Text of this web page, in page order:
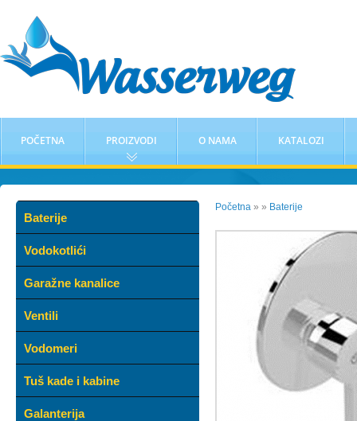
POČETNA PROIZVODI O NAMA KATALOZI
Baterije
Vodokotlići
Garažne kanalice
Ventili
Vodomeri
Tuš kade i kabine
Galanterija
Početna » » Baterije